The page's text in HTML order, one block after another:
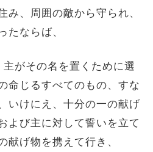
み、周囲の敵から守られ、
たならば、
がその名を置くために選
命じるすべてのもの、すな
いけにえ、十分の一の献げ
よび主に対して誓いを立て
献げ物を携えて行き、